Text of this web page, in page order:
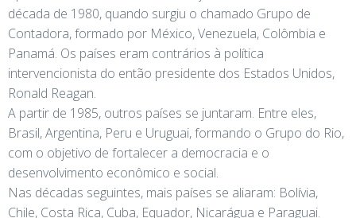
década de 1980, quando surgiu o chamado Grupo de
Contadora, formado por México, Venezuela, Colômbia e
Panamá. Os países eram contrários à política
intervencionista do então presidente dos Estados Unidos,
Ronald Reagan.
A partir de 1985, outros países se juntaram. Entre eles,
Brasil, Argentina, Peru e Uruguai, formando o Grupo do Rio,
com o objetivo de fortalecer a democracia e o
desenvolvimento econômico e social.
Nas décadas seguintes, mais países se aliaram: Bolívia,
Chile, Costa Rica, Cuba, Equador, Nicarágua e Paraguai.